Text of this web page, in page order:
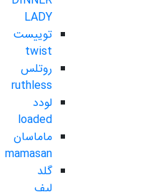
LADY
توییست
twist
روتلس
ruthless
لودد
loaded
ماماسان
mamasan
گلد
لیف